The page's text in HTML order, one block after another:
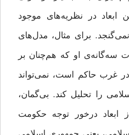
ابعاد در نظریه‌های موجود
نمی‌گنجد. برای مثال، مدل‌های
سه‌گانه‌ی او که هم‌چنان بر
غرب حاکم است، نمی‌تواند
را تحلیل کند. بی‌گمان،
ابعاد درخور توجه حکومت